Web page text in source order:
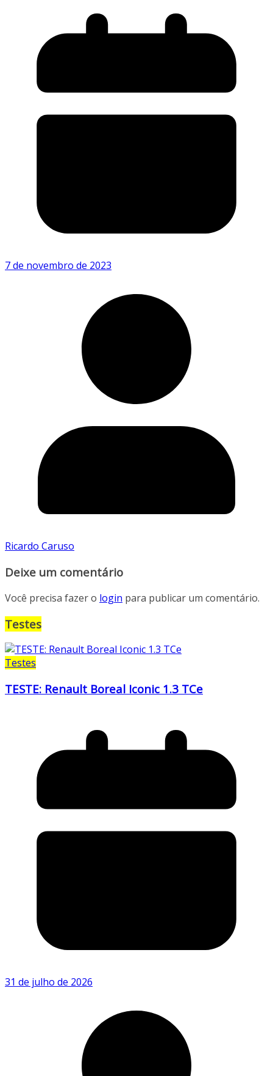
7 de novembro de 2023
Ricardo Caruso
Deixe um comentário
Você precisa fazer o login para publicar um comentário.
Testes
Testes
TESTE: Renault Boreal Iconic 1.3 TCe
31 de julho de 2026